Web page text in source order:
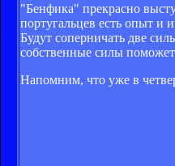
"Бенфика" прекрасно
португальцев есть опыт и
Будут соперничать две
собственные силы
Напомним, что уже в